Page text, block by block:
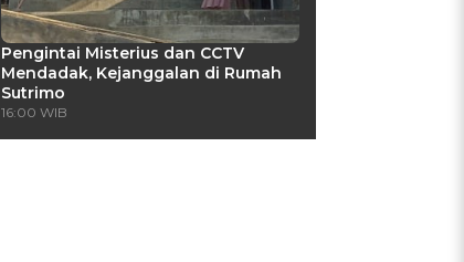
Pengintai Misterius dan CCTV
Mendadak, Kejanggalan di Rumah
Sutrimo
16:00 WIB